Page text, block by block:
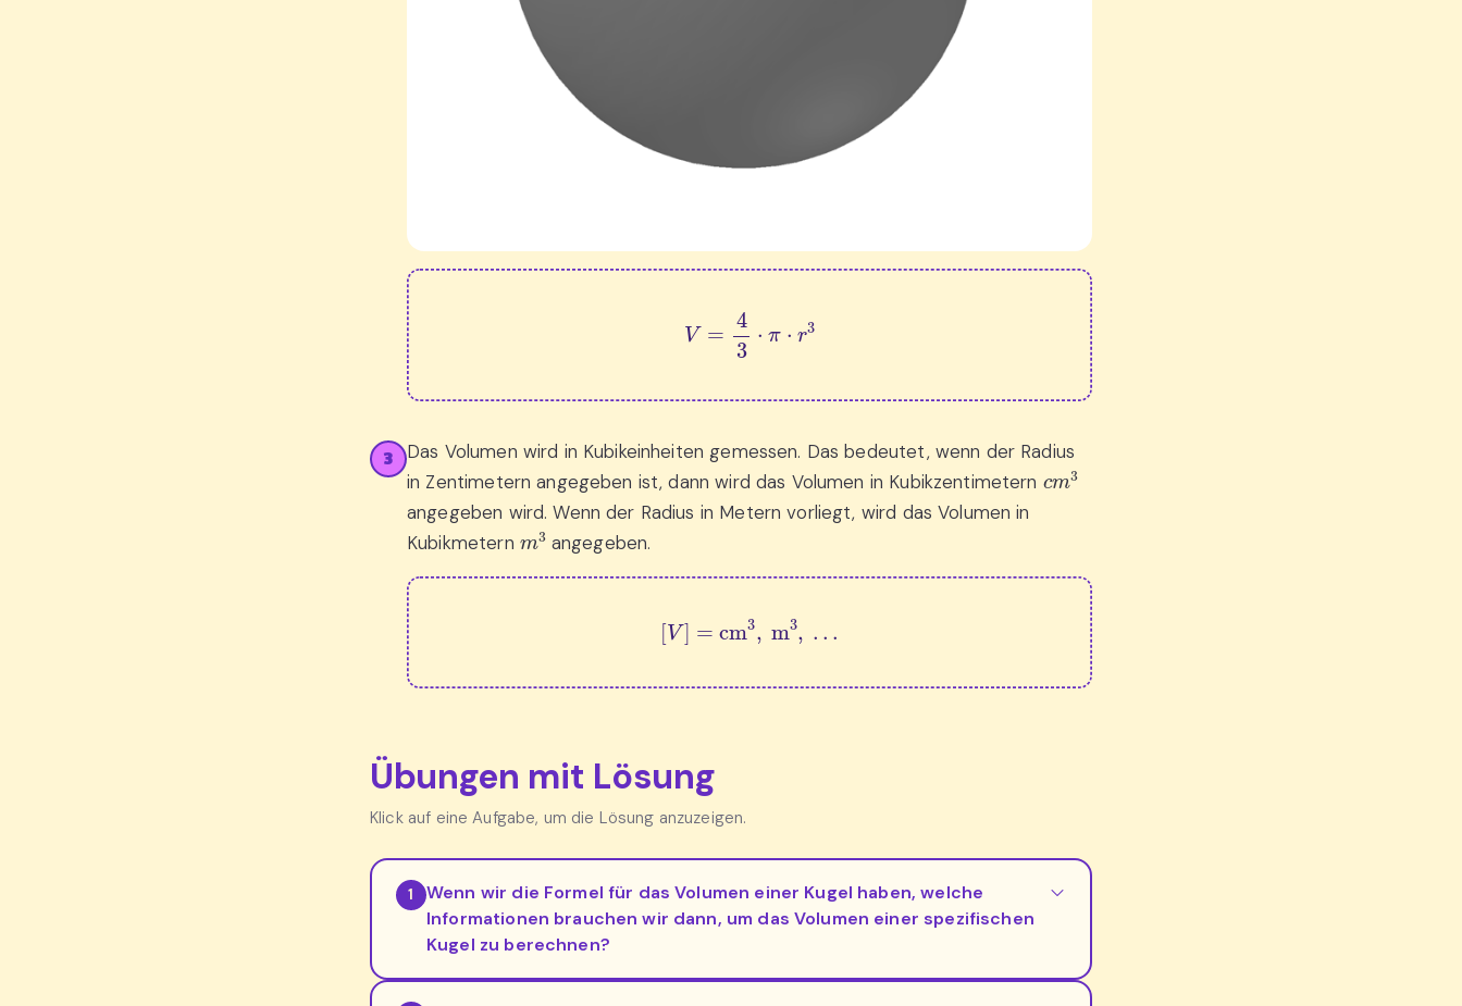
43
3
Das Volumen wird in Kubikeinheiten gemessen. Das bedeutet, wenn der Radius
in Zentimetern angegeben ist, dann wird das Volumen in Kubikzentimetern
m3
angegeben wird. Wenn der Radius in Metern vorliegt, wird das Volumen in
Kubikmetern
3angegeben.
[V 3 3,
Übungen mit Lösung
Klick auf eine Aufgabe, um die Lösung anzuzeigen.
1
Wenn wir die Formel für das Volumen einer Kugel haben, welche
Informationen brauchen wir dann, um das Volumen einer spezifischen
Kugel zu berechnen?